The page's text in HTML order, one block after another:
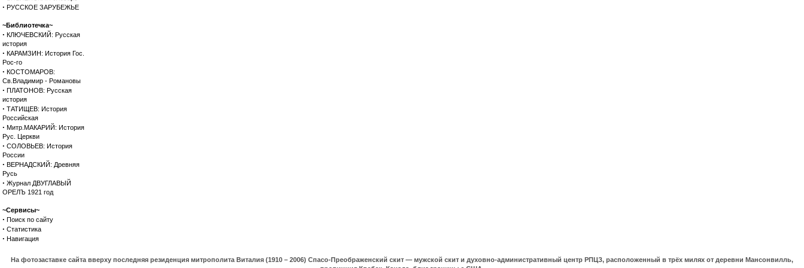
· РУССКОЕ ЗАРУБЕЖЬЕ
~Библиотечка~
· КЛЮЧЕВСКИЙ: Русская
история
· КАРАМЗИН: История Гос.
Рос-го
· КОСТОМАРОВ:
Св.Владимир - Романовы
· ПЛАТОНОВ: Русская
история
· ТАТИЩЕВ: История
Российская
· Митр.МАКАРИЙ: История
Рус. Церкви
· СОЛОВЬЕВ: История
России
· ВЕРНАДСКИЙ: Древняя
Русь
· Журнал ДВУГЛАВЫЙ
ОРЕЛЪ 1921 год
~Сервисы~
· Поиск по сайту
· Статистика
· Навигация
На фотозаставке сайта вверху последняя резиденция митрополита Виталия (1910 – 2006) Спасо-Преображенский скит — мужской скит и духовно-административный центр РПЦЗ, расположенный в трёх милях от деревни Мансонвилль,